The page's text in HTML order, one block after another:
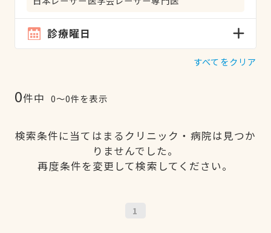
診療曜日
すべてをクリア
0件中 0〜0件を表示
検索条件に当てはまるクリニック・病院は見つか
りませんでした。
再度条件を変更して検索してください。
1